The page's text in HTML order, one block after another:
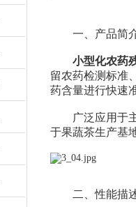
一、产品简
小型化农药
留农药检测标准
药含量进行快速
广泛应用于主
于果蔬茶生产基
二、性能描